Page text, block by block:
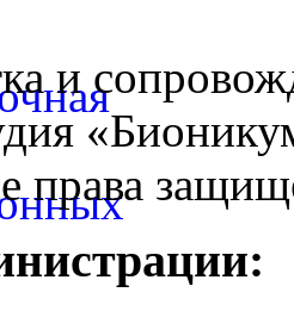
и
права